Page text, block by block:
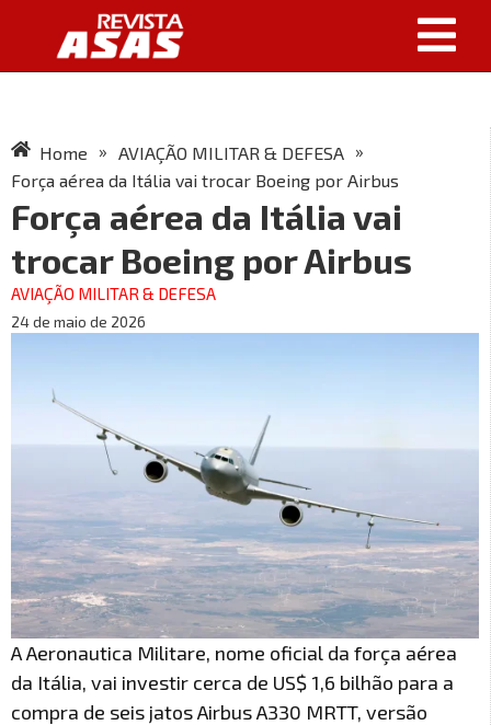
Home » AVIAÇÃO MILITAR & DEFESA »
Força aérea da Itália vai trocar Boeing por Airbus
Força aérea da Itália vai
trocar Boeing por Airbus
AVIAÇÃO MILITAR & DEFESA
24 de maio de 2026
A Aeronautica Militare, nome oficial da força aérea
da Itália, vai investir cerca de US$ 1,6 bilhão para a
compra de seis jatos Airbus A330 MRTT, versão